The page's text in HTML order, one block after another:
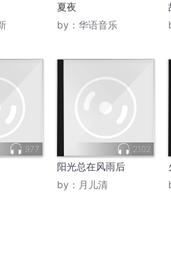
夏夜
by： 华语音乐
977 2102
阳光总在风雨后
by： 月儿清